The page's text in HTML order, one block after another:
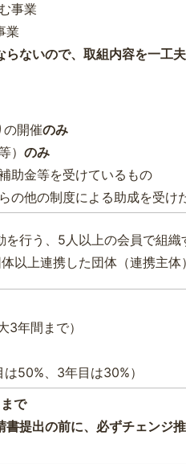
事業
業
らないので、取組内容を一工
の開催のみ
）のみ
助金等を受けているもの
の他の制度による助成を受け
行う、5人以上の会員で組織
以上連携した団体（連携主体）
3年間まで）
50%、3年目は30%）
で
提出の前に、必ずチェンジ